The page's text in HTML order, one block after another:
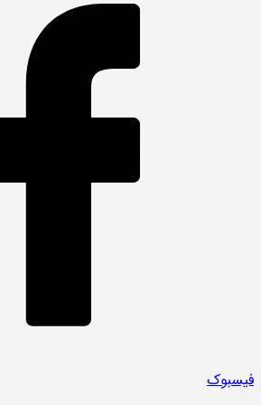
فیسبوک